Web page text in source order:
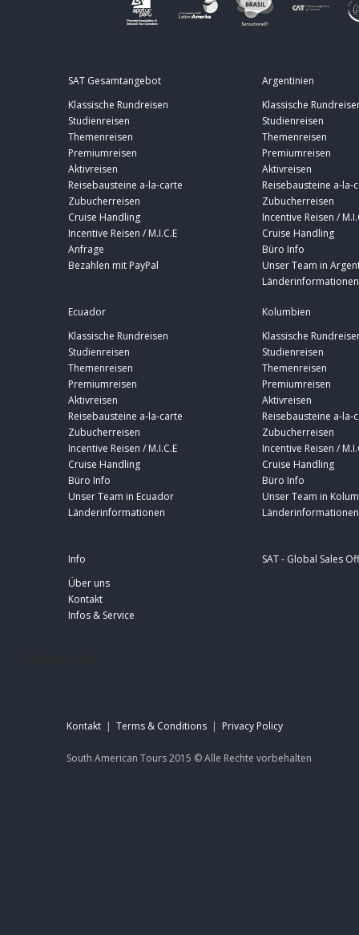
SAT Gesamtangebot
Klassische Rundreisen
Studienreisen
Themenreisen
Premiumreisen
Aktivreisen
Reisebausteine a-la-carte
Zubucherreisen
Cruise Handling
Incentive Reisen / M.I.C.E
Anfrage
Bezahlen mit PayPal
Argentinien
Klassische
Studienreisen
Themenreisen
Premiumreisen
Aktivreisen
Reisebausteine a-la-
Zubucherreisen
Incentive Reisen /
Cruise Handling
Büro Info
Unser Team in
Länderinformationen
Ecuador
Klassische Rundreisen
Studienreisen
Themenreisen
Premiumreisen
Aktivreisen
Reisebausteine a-la-carte
Zubucherreisen
Incentive Reisen / M.I.C.E
Cruise Handling
Büro Info
Unser Team in Ecuador
Länderinformationen
Kolumbien
Klassische
Studienreisen
Themenreisen
Premiumreisen
Aktivreisen
Reisebausteine a-la-
Zubucherreisen
Incentive Reisen /
Cruise Handling
Büro Info
Unser Team in
Länderinformationen
Info
Über uns
Kontakt
Infos & Service
SAT - Global Sales
Kontakt | Terms & Conditions | Privacy Policy
South American Tours 2015 ©Alle Rechte vorbehalten